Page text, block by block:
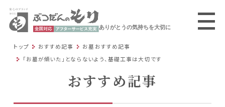
ありがとうの気持ちを大切に
トップ おすすめ記事
お墓おすすめ記事
「お墓が傾いた」とならないよう、基礎工事は大切です
おすすめ記事